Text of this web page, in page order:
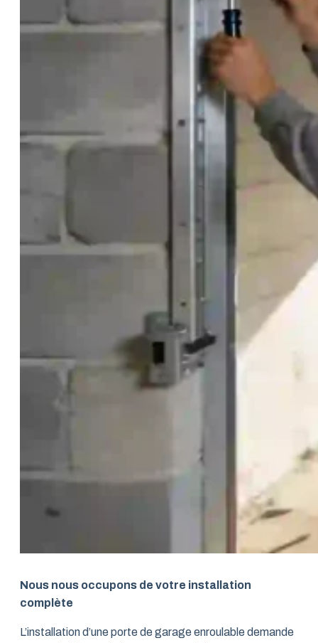
Nous nous occupons de votre installation
complète
L’installation d’une porte de garage enroulable demande